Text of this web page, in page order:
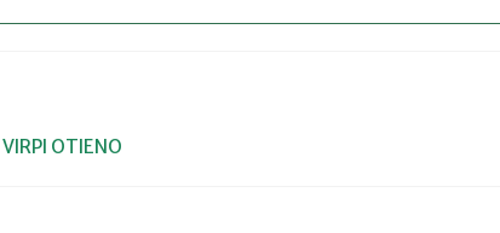
VIRPI OTIENO